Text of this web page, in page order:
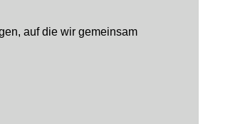
auf die wir gemeinsam